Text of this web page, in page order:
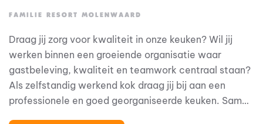
FAMILIE RESORT MOLENWAARD
Draag jij zorg voor kwaliteit in onze keuken? Wil jij
werken binnen een groeiende organisatie waar
gastbeleving, kwaliteit en teamwork centraal staan?
Als zelfstandig werkend kok draag jij bij aan een
professionele en goed georganiseerde keuken. Samen